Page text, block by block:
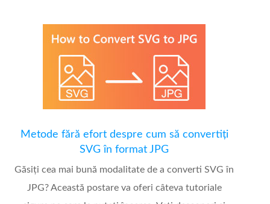
Metode fără efort despre cum să convertiți
SVG în format JPG
Găsiți cea mai bună modalitate de a converti SVG în
JPG? Această postare va oferi câteva tutoriale